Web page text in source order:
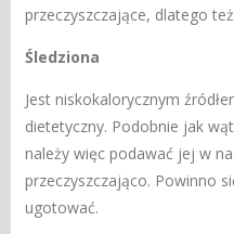
przeczyszczające, dlatego
Śledziona
Jest niskokalorycznym
dietetyczny. Podobnie jak
należy więc podawać jej w
przeczyszczająco. Powinno
ugotować.